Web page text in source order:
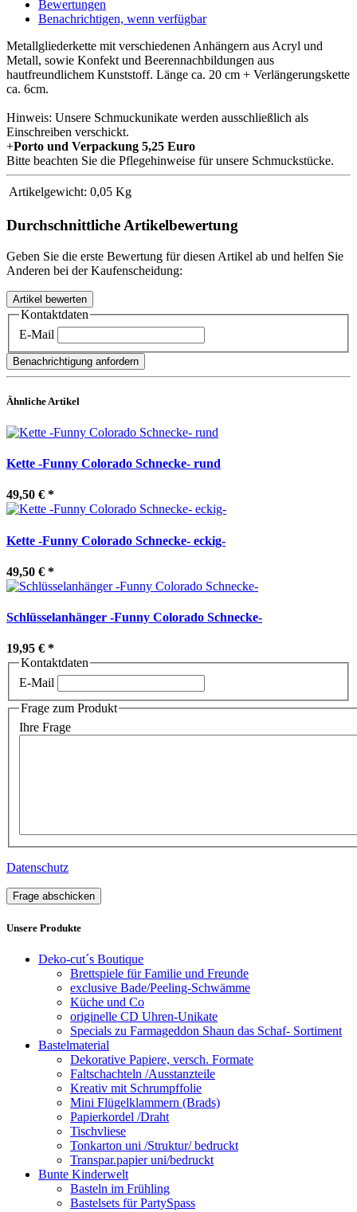
Bewertungen
Benachrichtigen, wenn verfügbar
Metallgliederkette mit verschiedenen Anhängern aus Acryl und
Metall, sowie Konfekt und Beerennachbildungen aus
hautfreundlichem Kunststoff. Länge ca. 20 cm + Verlängerungskette
ca. 6cm.
Hinweis: Unsere Schmuckunikate werden ausschließlich als
Einschreiben verschickt.
+Porto und Verpackung 5,25 Euro
Bitte beachten Sie die Pflegehinweise für unsere Schmuckstücke.
Artikelgewicht: 0,05 Kg
Durchschnittliche Artikelbewertung
Geben Sie die erste Bewertung für diesen Artikel ab und helfen Sie
Anderen bei der Kaufenscheidung:
Kontaktdaten
E-Mail
Benachrichtigung anfordern
Ähnliche Artikel
Kette -Funny Colorado Schnecke- rund
49,50 € *
Kette -Funny Colorado Schnecke- eckig-
49,50 € *
Schlüsselanhänger -Funny Colorado Schnecke-
19,95 € *
Kontaktdaten
E-Mail
Frage zum Produkt
Ihre Frage
Datenschutz
Frage abschicken
Unsere Produkte
Deko-cut´s Boutique
Brettspiele für Familie und Freunde
exclusive Bade/Peeling-Schwämme
Küche und Co
originelle CD Uhren-Unikate
Specials zu Farmageddon Shaun das Schaf- Sortiment
Bastelmaterial
Dekorative Papiere, versch. Formate
Faltschachteln /Ausstanzteile
Kreativ mit Schrumpffolie
Mini Flügelklammern (Brads)
Papierkordel /Draht
Tischvliese
Tonkarton uni /Struktur/ bedruckt
Transpar.papier uni/bedruckt
Bunte Kinderwelt
Basteln im Frühling
Bastelsets für PartySpass